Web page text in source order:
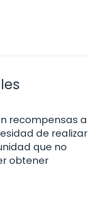
recompensas a
de realizar
que no
obtener